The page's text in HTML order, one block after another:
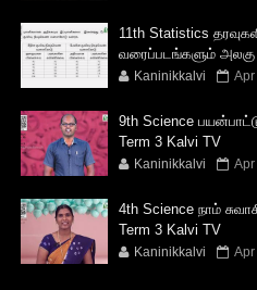
11th Statistics
வரைப்படங்களும் அலகு
Kaninikkalvi
9th Science
Term 3 Kalvi TV
Kaninikkalvi
4th Science நாம்
Term 3 Kalvi TV
Kaninikkalvi